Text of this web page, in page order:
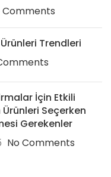
Comments
Trendleri
İçin Etkili
Seçerken
Gerekenler
No Comments